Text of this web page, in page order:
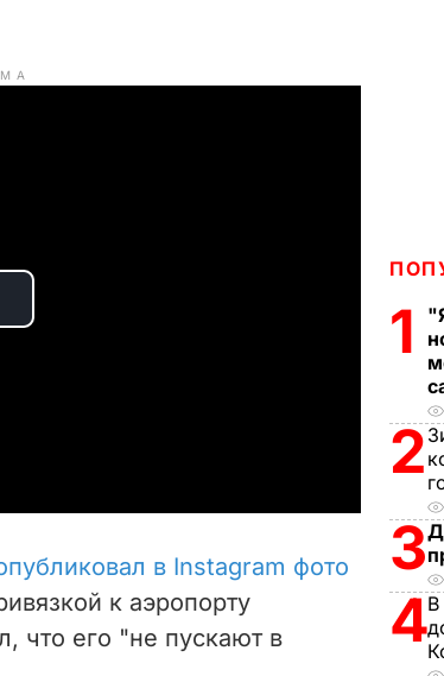
в Instagram фото
к аэропорту
что его "не пускают в
1
2
3
4В